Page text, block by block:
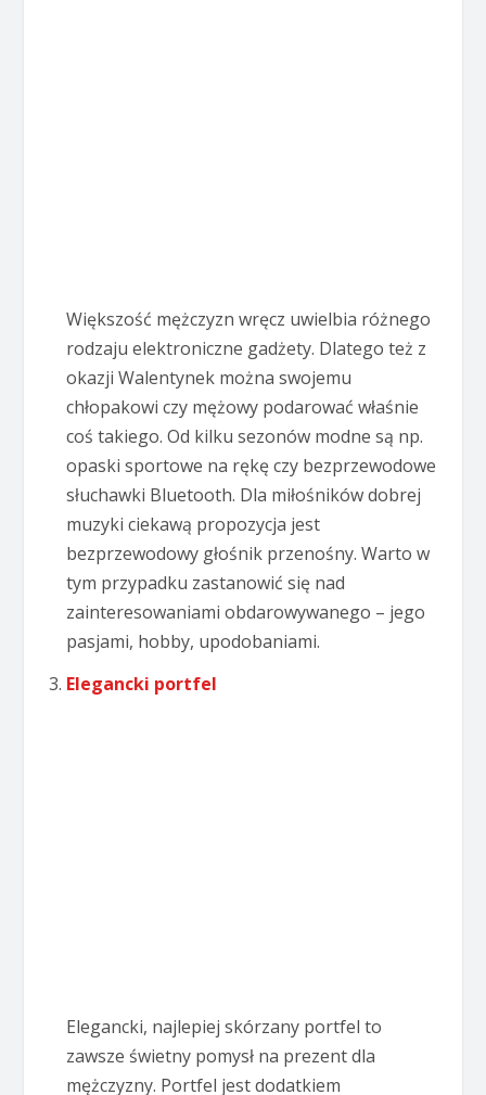
Większość mężczyzn wręcz uwielbia różnego
rodzaju elektroniczne gadżety. Dlatego też z
okazji Walentynek można swojemu
chłopakowi czy mężowy podarować właśnie
coś takiego. Od kilku sezonów modne są np.
opaski sportowe na rękę czy bezprzewodowe
słuchawki Bluetooth. Dla miłośników dobrej
muzyki ciekawą propozycja jest
bezprzewodowy głośnik przenośny. Warto w
tym przypadku zastanowić się nad
zainteresowaniami obdarowywanego – jego
pasjami, hobby, upodobaniami.
Elegancki portfel
Elegancki, najlepiej skórzany portfel to
zawsze świetny pomysł na prezent dla
mężczyzny. Portfel jest dodatkiem